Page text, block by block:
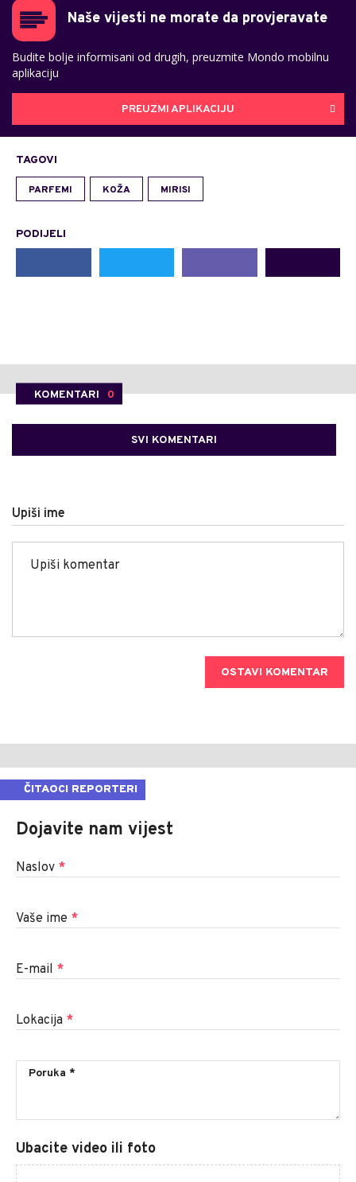
Naše vijesti ne morate da provjeravate
Budite bolje informisani od drugih, preuzmite Mondo mobilnu
aplikaciju
PREUZMI APLIKACIJU
TAGOVI
PARFEMI KOŽA MIRISI
PODIJELI
KOMENTARI 0
SVI KOMENTARI
Upiši ime
OSTAVI KOMENTAR
ČITAOCI REPORTERI
Dojavite nam vijest
Naslov *
Vaše ime *
E-mail *
Lokacija *
Ubacite video ili foto